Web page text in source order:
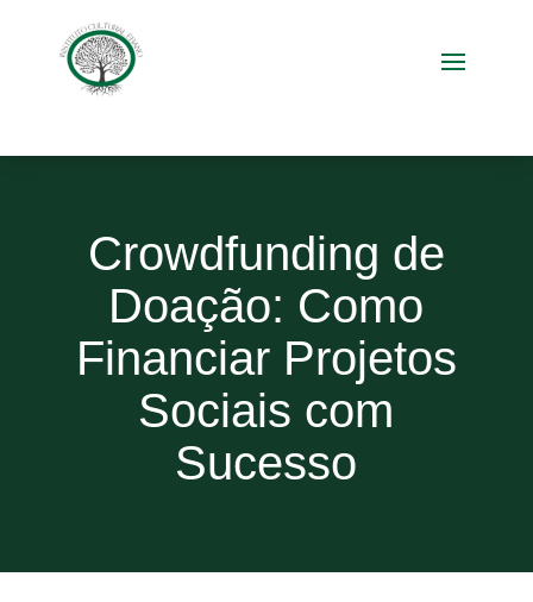
Crowdfunding de
Doação: Como
Financiar Projetos
Sociais com
Sucesso